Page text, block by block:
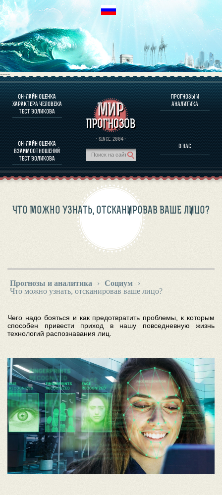
----
ОН-ЛАЙН ОЦЕНКА
ХАРАКТЕРА ЧЕЛОВЕКА
ТЕСТ ВОЛИКОВА
ОН-ЛАЙН ОЦЕНКА
ВЗАИМООТНОШЕНИЙ
ТЕСТ ВОЛИКОВА
· SINCE. 2004 ·
ПРОГНОЗЫ И
АНАЛИТИКА
О НАС
О ПРОГРАММЕ
ОЦЕНКА ХАРАКТЕРA ЧЕЛОВЕКА
ОЦЕНКА ХАРАКТЕРА ВЫДАЮЩИХСЯ ЛИЧНОСТЕЙ
О ПРОГРАММЕ
ПРОГНОЗЫ И АНАЛИТИКА
ЧТО МОЖНО УЗНАТЬ, ОТСКАНИРОВАВ ВАШЕ ЛИЦО?
Прогнозы и аналитика › Социум
›
Что можно узнать, отсканировав ваше лицо?
Чего надо бояться и как предотвратить проблемы, к которым
способен привести приход в нашу повседневную жизнь
технологий распознавания лиц.